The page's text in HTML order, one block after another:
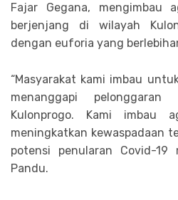
Fajar Gegana, mengimbau
berjenjang di wilayah
dengan euforia yang
“Masyarakat kami imbau
menanggapi
Kulonprogo. Kami imbau
meningkatkan kewaspadaan
potensi penularan Covid-19
Pandu.